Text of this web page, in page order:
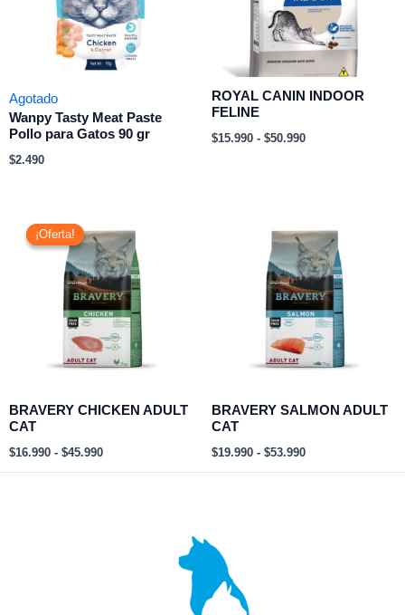
Agotado
Wanpy Tasty Meat Paste
Pollo para Gatos 90 gr
$2.490
ROYAL CANIN INDOOR
FELINE
$15.990 - $50.990
¡Oferta!
¡Oferta!
BRAVERY CHICKEN ADULT
CAT
$16.990 - $45.990
de
precios:
desde
$16.990
hasta
$45.990
BRAVERY SALMON ADULT
CAT
$19.990 - $53.990
de
precios:
desde
$19.990
hasta
$53.990